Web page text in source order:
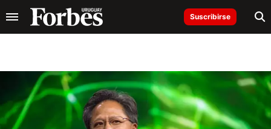
Suscribirse